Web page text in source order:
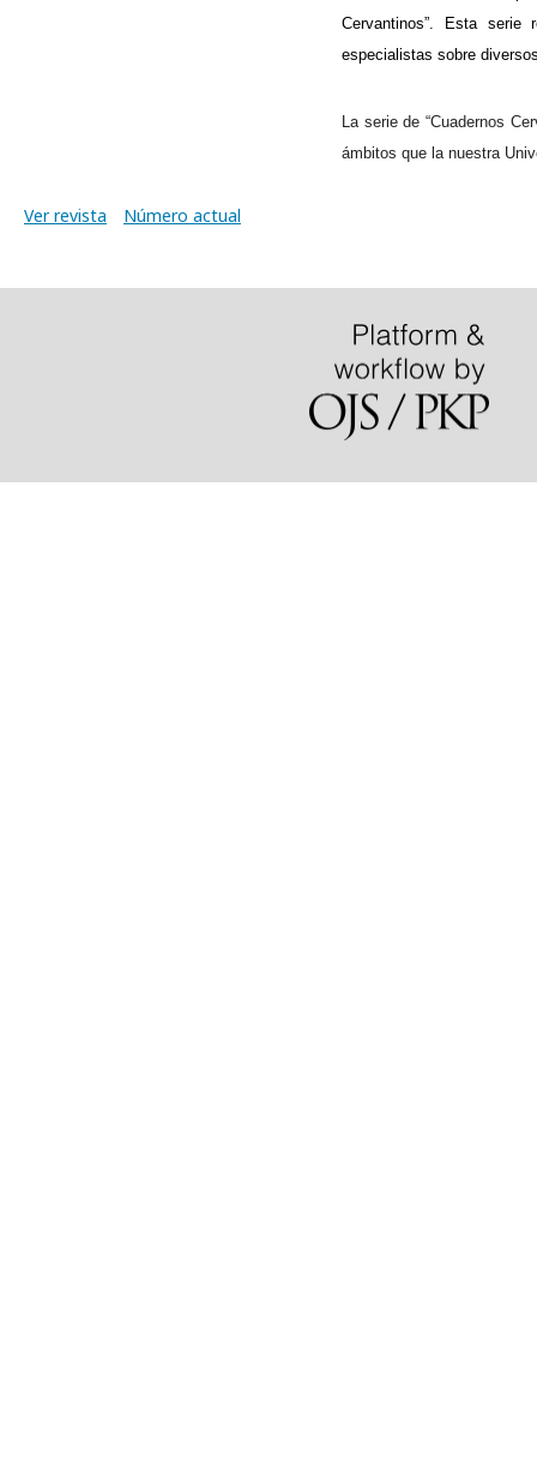
Cervantinos”. Esta serie
especialistas sobre
La serie de “Cuadernos
ámbitos que la nuestra
Ver revista Número actual